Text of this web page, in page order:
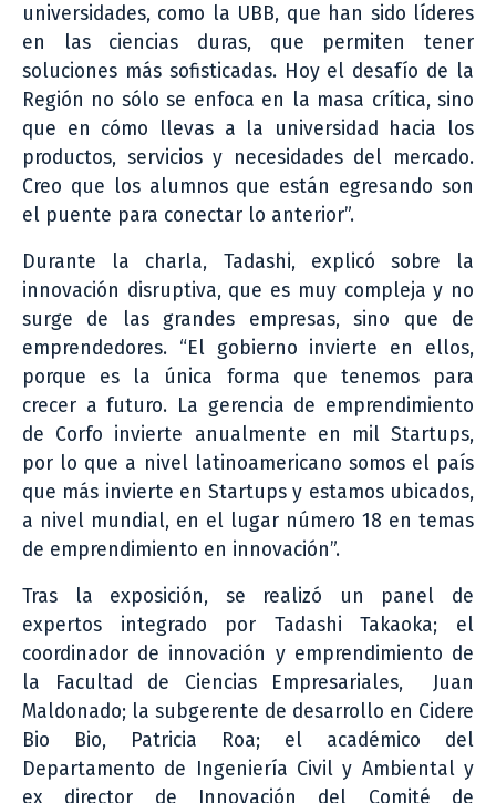
universidades, como la UBB, que han sido líderes
en las ciencias duras, que permiten tener
soluciones más sofisticadas. Hoy el desafío de la
Región no sólo se enfoca en la masa crítica, sino
que en cómo llevas a la universidad hacia los
productos, servicios y necesidades del mercado.
Creo que los alumnos que están egresando son
el puente para conectar lo anterior”.
Durante la charla, Tadashi, explicó sobre la
innovación disruptiva, que es muy compleja y no
surge de las grandes empresas, sino que de
emprendedores. “El gobierno invierte en ellos,
porque es la única forma que tenemos para
crecer a futuro. La gerencia de emprendimiento
de Corfo invierte anualmente en mil Startups,
por lo que a nivel latinoamericano somos el país
que más invierte en Startups y estamos ubicados,
a nivel mundial, en el lugar número 18 en temas
de emprendimiento en innovación”.
Tras la exposición, se realizó un panel de
expertos integrado por Tadashi Takaoka; el
coordinador de innovación y emprendimiento de
la Facultad de Ciencias Empresariales, Juan
Maldonado; la subgerente de desarrollo en Cidere
Bio Bio, Patricia Roa; el académico del
Departamento de Ingeniería Civil y Ambiental y